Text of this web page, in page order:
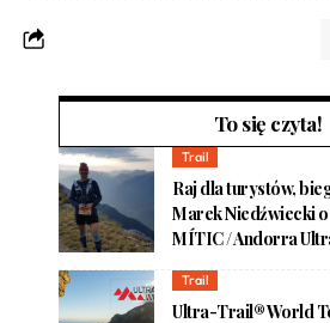
To się czyta!
Trail
Raj dla turystów,
Marek Niedźwiecki
MÍTIC / Andorra
Trail
Ultra-Trail® World